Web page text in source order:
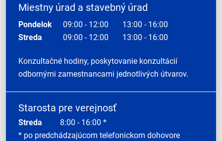
Miestny úrad a stavebný úrad
Pondelok 09:00 - 12:00
13:00 - 16:00
Streda
09:00 - 12:00 13:00 - 16:00
Konzultačné hodiny, poskytovanie konzultácií
odbornými zamestnancami jednotlivých útvarov.
Starosta pre verejnosť
Streda 8:00 - 16:00 *
* po predchádzajúcom telefonickom dohovore